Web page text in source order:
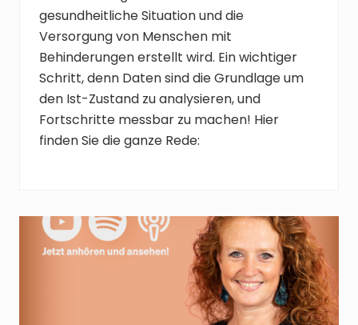
gesundheitliche Situation und die
Versorgung von Menschen mit
Behinderungen erstellt wird. Ein wichtiger
Schritt, denn Daten sind die Grundlage um
den Ist-Zustand zu analysieren, und
Fortschritte messbar zu machen! Hier
finden Sie die ganze Rede: